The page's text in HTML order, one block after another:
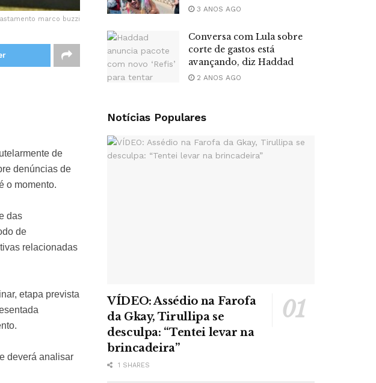
marco buzzi
de
denúncias de
o momento.
das
de
relacionadas
etapa prevista
deverá analisar
3 ANOS AGO
Conversa com Lula sobre
corte de gastos está
avançando, diz Haddad
2 ANOS AGO
Notícias Populares
VÍDEO: Assédio na Farofa
da Gkay, Tirullipa se
desculpa: “Tentei levar na
brincadeira”
1 SHARES